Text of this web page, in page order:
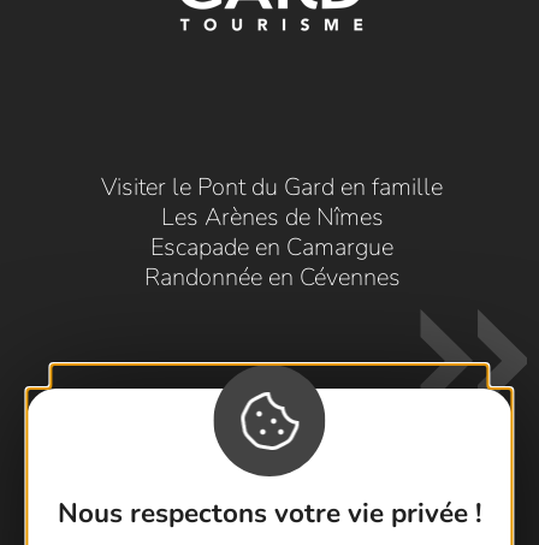
Nous respectons votre vie privée !
Visiter le Pont du Gard en famille
Les Arènes de Nîmes
Escapade en Camargue
Randonnée en Cévennes
Contactez-nous !